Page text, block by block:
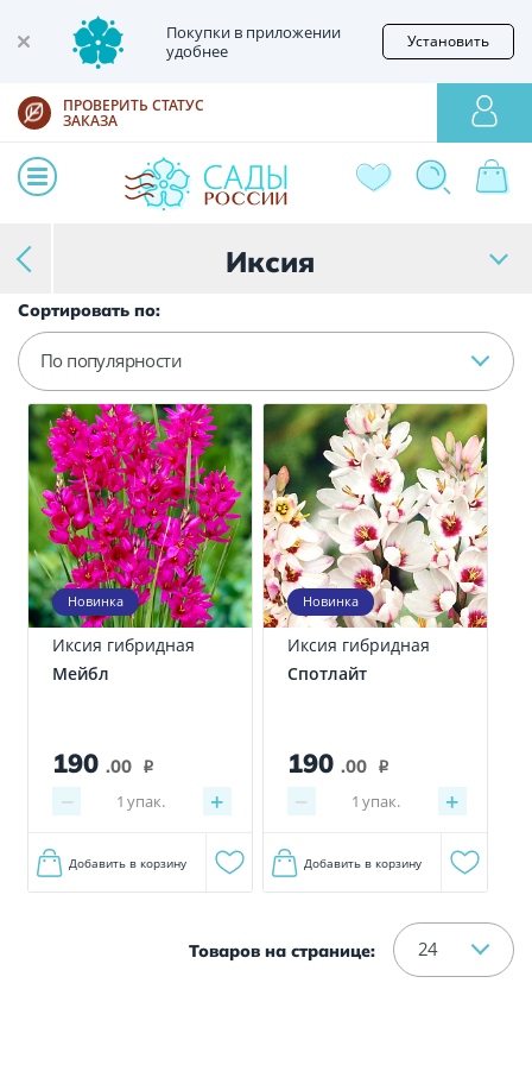
Покупки в приложении
удобнее
Установить
ПРОВЕРИТЬ СТАТУС
ЗАКАЗА
Иксия
Сортировать по:
По популярности
Новинка
Иксия гибридная
Мейбл
190 .00 i
− +
1 упак.
Добавить в корзину
Новинка
Иксия гибридная
Спотлайт
190 .00 i
− +
1 упак.
Добавить в корзину
Товаров на странице: 24